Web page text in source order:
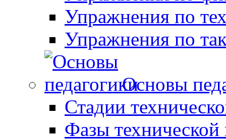
Упражнения по
Упражнения по
Основы
Стадии
Фазы технической